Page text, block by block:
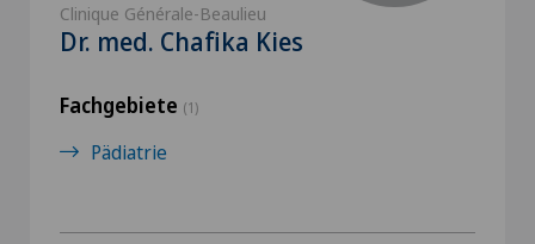
Clinique Générale-Beaulieu
Dr. med. Chafika Kies
Fachgebiete (1)
Pädiatrie